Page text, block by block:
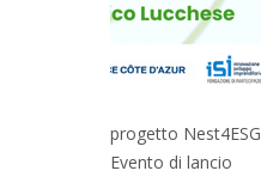
progetto Nest4ESG
Evento di lancio